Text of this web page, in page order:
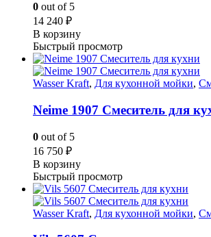
0 out of 5
14 240 ₽
В корзину
Быстрый просмотр
Wasser Kraft, Для кухонной мойки,
Neime 1907 Смеситель для
0 out of 5
16 750 ₽
В корзину
Быстрый просмотр
Wasser Kraft, Для кухонной мойки,